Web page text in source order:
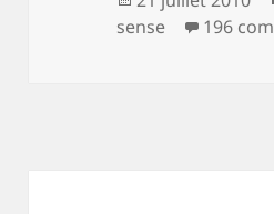
le
sense
196